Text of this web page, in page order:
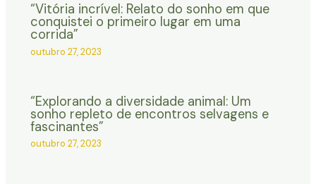
“Vitória incrível: Relato do sonho em que
conquistei o primeiro lugar em uma
corrida”
outubro 27, 2023
“Explorando a diversidade animal: Um
sonho repleto de encontros selvagens e
fascinantes”
outubro 27, 2023